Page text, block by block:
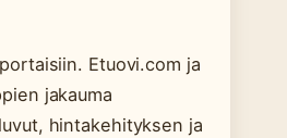
Etuovi.com ja
jakauma
hintakehityksen ja